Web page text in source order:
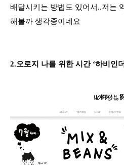
배달시키는 방법도 있어서..저는
해볼까 생각중이네요
2.오로지 나를 위한 시간 ‘하비인